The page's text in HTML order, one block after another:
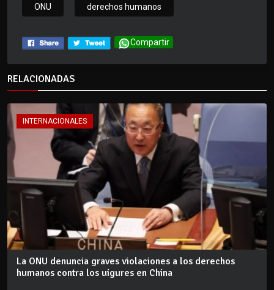
ONU derechos humanos
Compartir
RELACIONADAS
INTERNACIONALES
La ONU denuncia graves violaciones a los derechos
humanos contra los uigures en China